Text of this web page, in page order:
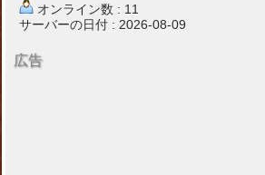
オンライン数 : 11
サーバーの日付 : 2026-08-09
広告